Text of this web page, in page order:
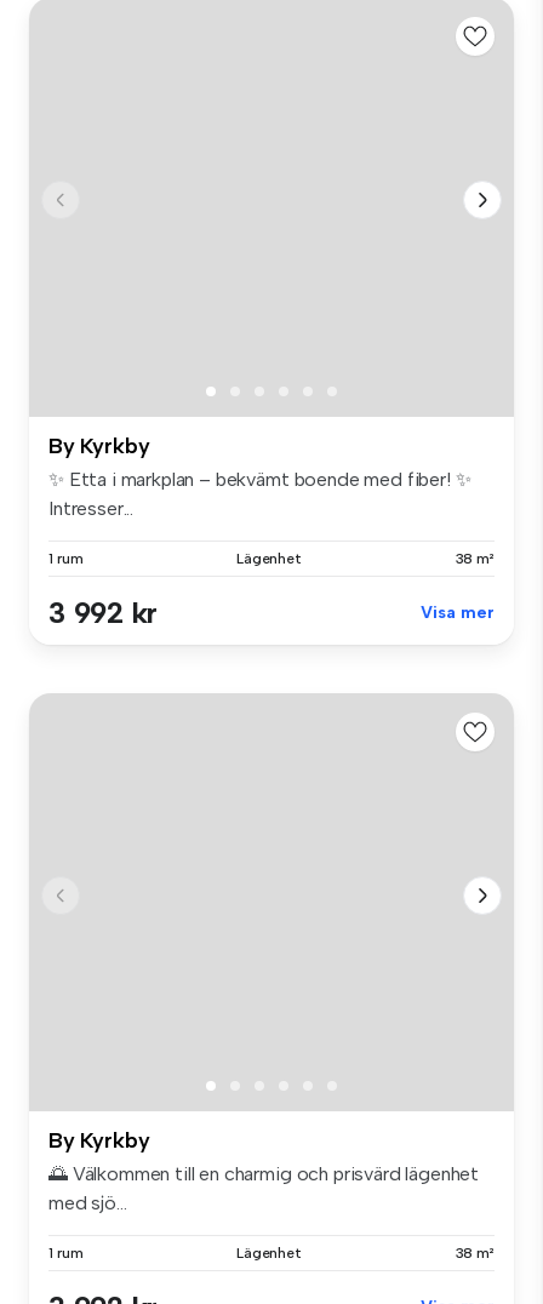
By Kyrkby
✨ Etta i markplan – bekvämt boende med fiber! ✨
Intresser...
1 rum Lägenhet 38 m²
3 992 kr Visa mer
By Kyrkby
🌅 Välkommen till en charmig och prisvärd lägenhet
med sjö...
1 rum Lägenhet 38 m²